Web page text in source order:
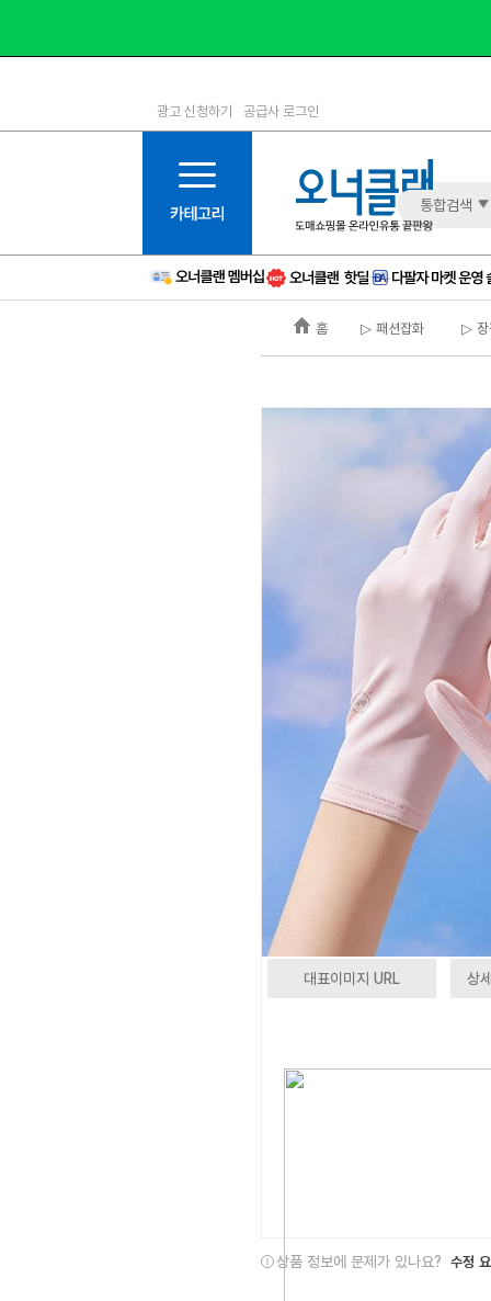
1등급
6등급
11등급
12등급
15등급
16등급
광고 신청하기 공급사 로그인
통합검색
홈 ▷ 패션잡화 ▷ 장
대표이미지 URL 상
상품 정보에 문제가 있나요? 수정